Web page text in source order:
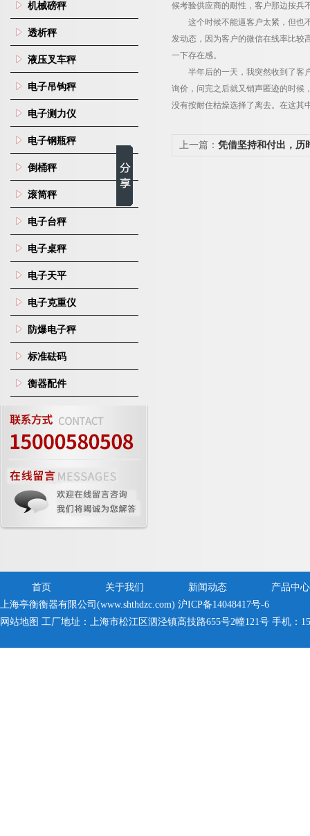
机械磅秤
透析秤
液压叉车秤
电子吊钩秤
电子测力仪
电子钢瓶秤
倒桶秤
滚筒秤
电子台秤
电子桌秤
电子天平
电子克重仪
防爆电子秤
标准砝码
衡器配件
候考验供应商的耐性，客户那边按兵
这个时候不能逼客户太紧，但也
发动态，因为客户的微信在线率比较
一下存在感。
半年后的一天，我突然收到了客
询价，问完之后就又销声匿迹的时候
没有按耐住枯燥选择了离去。在这其
上一篇： 凭借坚持和付出，历
首页 关于我们 新闻动态
产品中心
上海亭衡衡器有限公司(www.shthdzc.com) 沪ICP备14048417号-6
网站地图 工厂地址：上海市松江区泗泾镇高技路655号2幢121号 手机：